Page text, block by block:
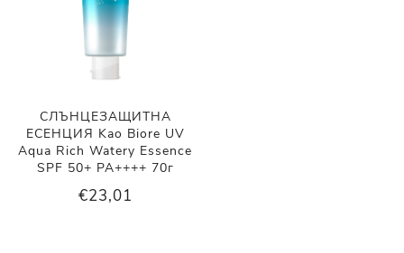
СЛЪНЦЕЗАЩИТНА
ЕСЕНЦИЯ Kao Biore UV
Aqua Rich Watery Essence
SPF 50+ PA++++ 70г
€23,01